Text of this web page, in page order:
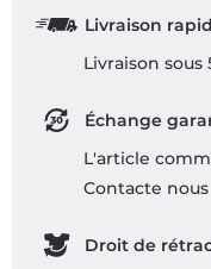
Livraison
Livraison sous
Échange
L'article
Contacte nous
Droit de